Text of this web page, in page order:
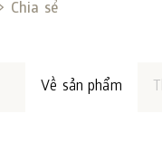
Chia sẻ
Về sản phẩm